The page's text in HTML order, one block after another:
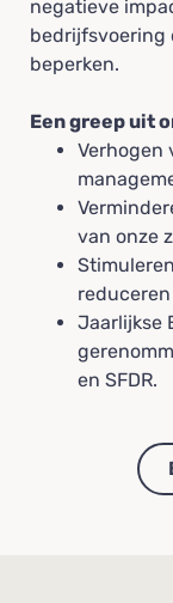
negatieve
bedrijfsvoering
beperken.
Een greep uit
Verhogen
van onze
Jaarlijkse
en SFDR.